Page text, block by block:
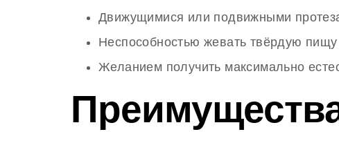
Движущимися или подвижными
Неспособностью жевать твёрдую пищу
Желанием получить максимально